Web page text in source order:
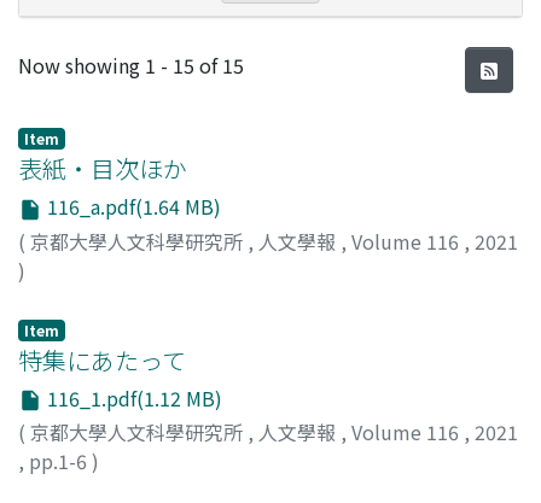
Recent Submissions
Now showing 1 - 15 of 15
Item
表紙・目次ほか
116_a.pdf(1.64 MB)
( 京都大學人文科學研究所 , 人文學報 , Volume 116 , 2021
)
Item
特集にあたって
116_1.pdf(1.12 MB)
( 京都大學人文科學研究所 , 人文學報 , Volume 116 , 2021
, pp.1-6 )